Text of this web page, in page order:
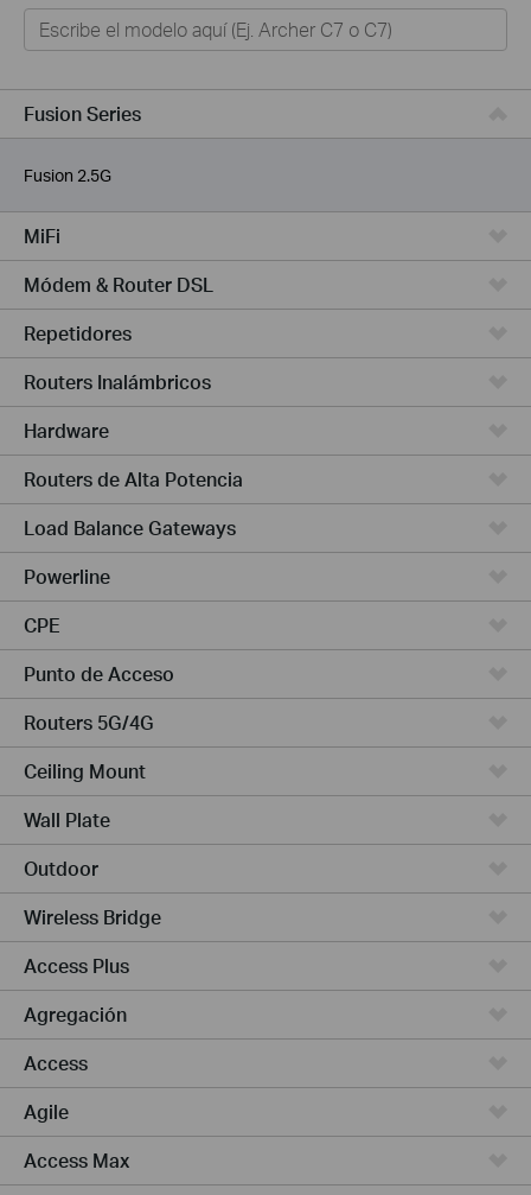
Hogar
Hogar Inteligente
Empresas
TELCOS & ISP
Fusion Series
Fusion 2.5G
MiFi
Módem & Router DSL
Repetidores
Routers Inalámbricos
Hardware
Routers de Alta Potencia
Load Balance Gateways
Powerline
CPE
Punto de Acceso
Routers 5G/4G
Ceiling Mount
Wall Plate
Outdoor
Wireless Bridge
Access Plus
Agregación
Access
Agile
Access Max